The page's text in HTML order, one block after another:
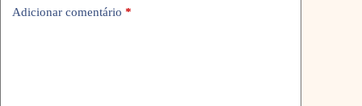
Adicionar comentário *